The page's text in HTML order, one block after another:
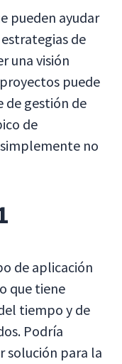
pueden ayudar
de
una visión
puede
de gestión de
de
no
de aplicación
que tiene
tiempo y de
Podría
solución para la